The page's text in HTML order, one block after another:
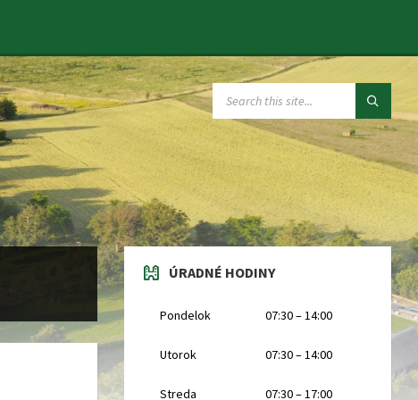
SEARCH:
ÚRADNÉ HODINY
Pondelok 07:30 – 14:00
Utorok 07:30 – 14:00
Streda 07:30 – 17:00